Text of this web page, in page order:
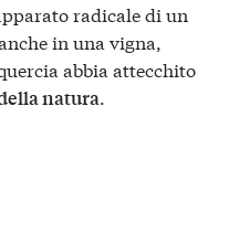
radicale di un
in una vigna,
abbia attecchito
natura.